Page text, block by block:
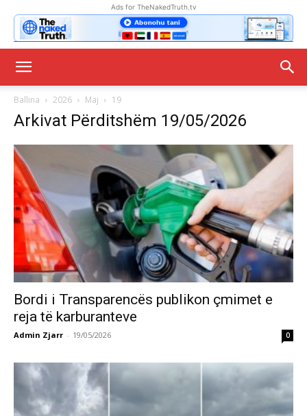
Ads for TheNakedTruth.tv
Ballina 2026 Maj 19
Arkivat Përditshëm 19/05/2026
Bordi i Transparencës publikon çmimet e
reja të karburanteve
Admin Zjarr - 19/05/2026 0